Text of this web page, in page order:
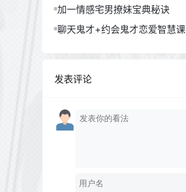
加一情感宅男撩妹宝典秘诀
聊天鬼才+约会鬼才恋爱智慧课
发表评论